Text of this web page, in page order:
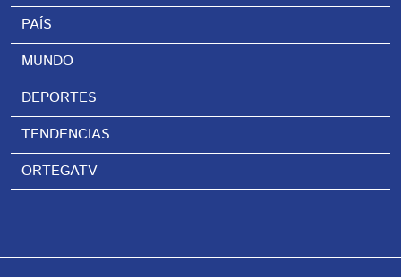
PAÍS
MUNDO
DEPORTES
TENDENCIAS
ORTEGATV